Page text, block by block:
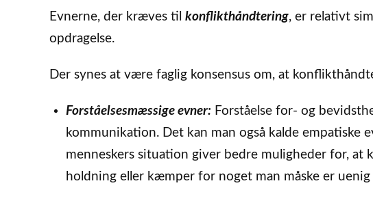
Evnerne, der kræves til konflikthåndtering, er relativt
opdragelse.
Der synes at være faglig konsensus om, at
Forståelsesmæssige evner: Forståelse for- og
kommunikation. Det kan man også kalde
menneskers situation giver bedre muligheder for,
holdning eller kæmper for noget man måske er uenig